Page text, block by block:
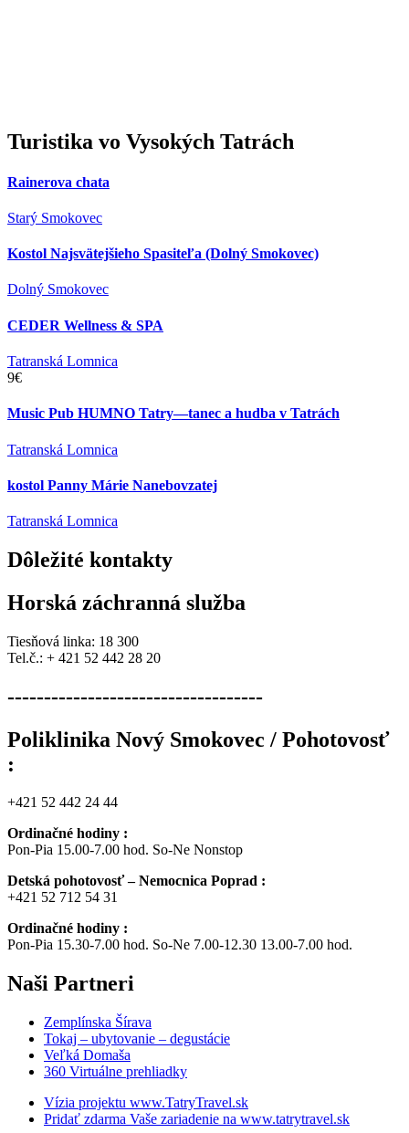
Turistika vo Vysokých Tatrách
Rainerova chata
Starý Smokovec
Kostol Najsvätejšieho Spasiteľa (Dolný Smokovec)
Dolný Smokovec
CEDER Wellness & SPA
Tatranská Lomnica
9€
Music Pub HUMNO Tatry—tanec a hudba v Tatrách
Tatranská Lomnica
kostol Panny Márie Nanebovzatej
Tatranská Lomnica
Dôležité kontakty
Horská záchranná služba
Tiesňová linka: 18 300
Tel.č.: + 421 52 442 28 20
-----------------------------------
Poliklinika Nový Smokovec / Pohotovosť
:
+421 52 442 24 44
Ordinačné hodiny :
Pon-Pia 15.00-7.00 hod. So-Ne Nonstop
Detská pohotovosť – Nemocnica Poprad :
+421 52 712 54 31
Ordinačné hodiny :
Pon-Pia 15.30-7.00 hod. So-Ne 7.00-12.30 13.00-7.00 hod.
Naši Partneri
Zemplínska Šírava
Tokaj – ubytovanie – degustácie
Veľká Domaša
360 Virtuálne prehliadky
Vízia projektu www.TatryTravel.sk
Pridať zdarma Vaše zariadenie na www.tatrytravel.sk